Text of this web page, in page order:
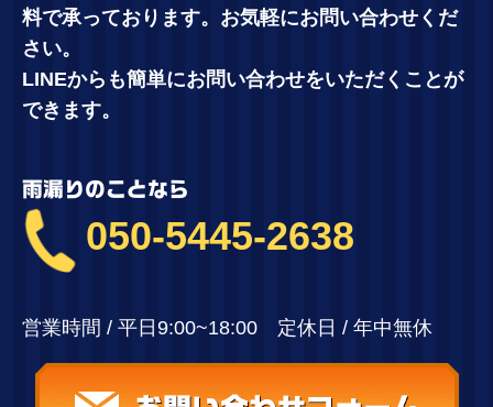
料で承っております。お気軽にお問い合わせくだ
さい。
LINEからも簡単にお問い合わせをいただくことが
できます。
雨漏りのことなら
050-5445-2638
営業時間 / 平日9:00~18:00 定休日 / 年中無休